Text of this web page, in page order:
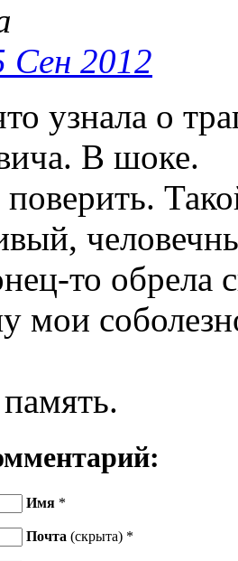
Сен 2012
узнала о
В шоке.
то обрела
мои
Имя *
Почта (скрыта) *